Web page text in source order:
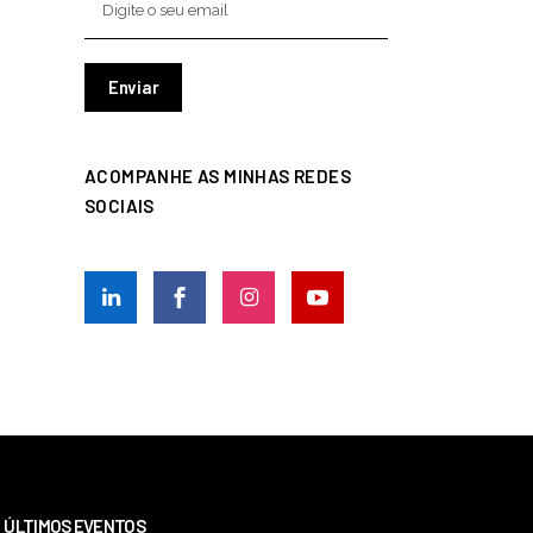
ACOMPANHE AS MINHAS REDES
SOCIAIS
ÚLTIMOS EVENTOS